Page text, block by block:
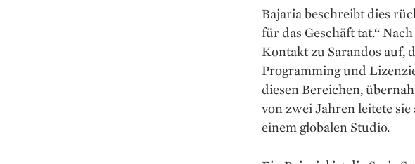
Bajaria beschreibt dies
für das Geschäft tat.“
Kontakt zu Sarandos auf,
Programming und
diesen Bereichen,
von zwei Jahren leitete
einem globalen Studio.